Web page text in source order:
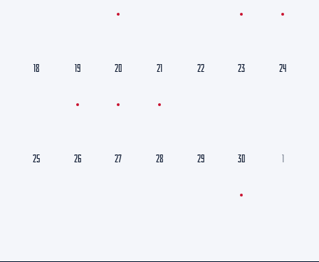
18 19 20 21 22 23 24
25 26 27 28 29 30 1